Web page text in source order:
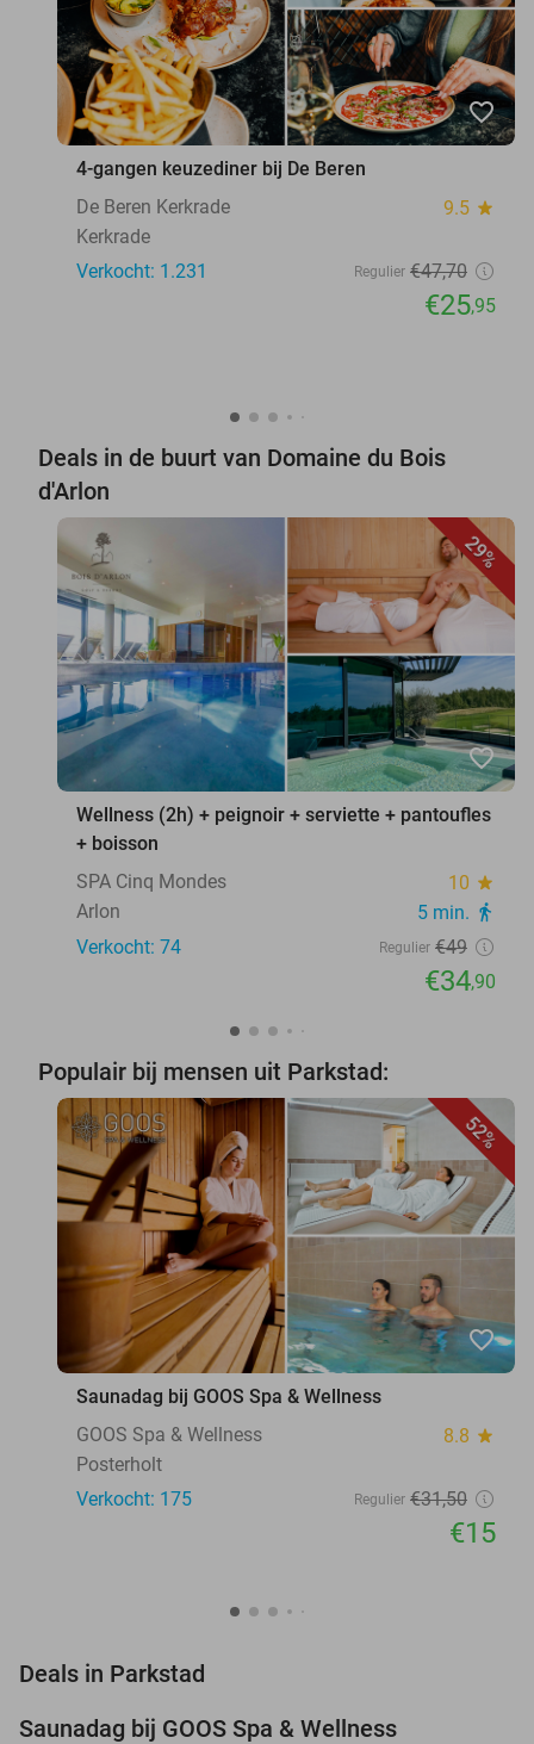
favorite_border
4-gangen keuzediner bij De Beren
De Beren Kerkrade
9.5 star
Kerkrade
Verkocht: 1.231
Regulier €47,70
€25,95
Deals in de buurt van Domaine du Bois
d'Arlon
29%
favorite_border
Wellness (2h) + peignoir + serviette + pantoufles
+ boisson
SPA Cinq Mondes
10 star
Arlon 5 min. directions_walk
Verkocht: 74 Regulier €49
€34,90
Populair bij mensen uit Parkstad:
52%
favorite_border
Saunadag bij GOOS Spa & Wellness
GOOS Spa & Wellness
8.8 star
Posterholt
Verkocht: 175
Regulier €31,50
€15
Deals in Parkstad
Saunadag bij GOOS Spa & Wellness